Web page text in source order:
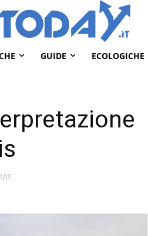
GUIDE ECOLOGICHE